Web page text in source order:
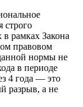
строго
рамках Закона
правовом
нормы не
в периоде
4 года — это
разрыв, а не